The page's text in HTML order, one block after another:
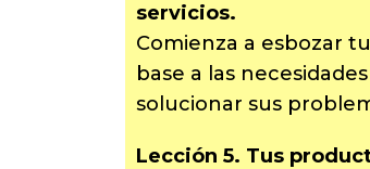
servicios.
Comienza a esbozar
base a las
solucionar sus
Lección 5. Tus